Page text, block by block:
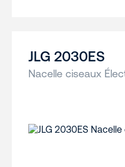
JLG 2030ES
Nacelle ciseaux